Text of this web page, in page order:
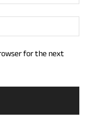
for the next